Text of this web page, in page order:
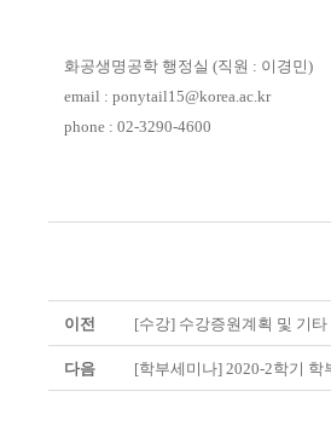
화공생명공학 행정실 (직원 : 이경민)
email : ponytail15@korea.ac.kr
phone : 02-3290-4600
이전 [수강] 수강증원계획 및 기
다음 [학부세미나] 2020-2학기 학